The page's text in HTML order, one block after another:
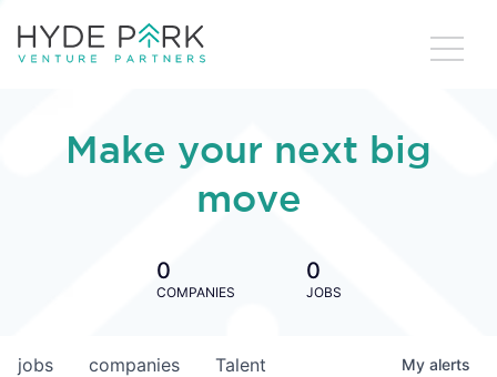
Make your next big
move
0
COMPANIES
0
JOBS
jobs companies Talent My alerts